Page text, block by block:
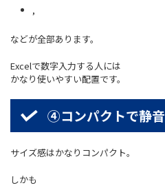
,
などが全部あります。
Excelで数字入力する人には
かなり使いやすい配置です。
④コンパクトで静音
サイズ感はかなりコンパクト。
しかも